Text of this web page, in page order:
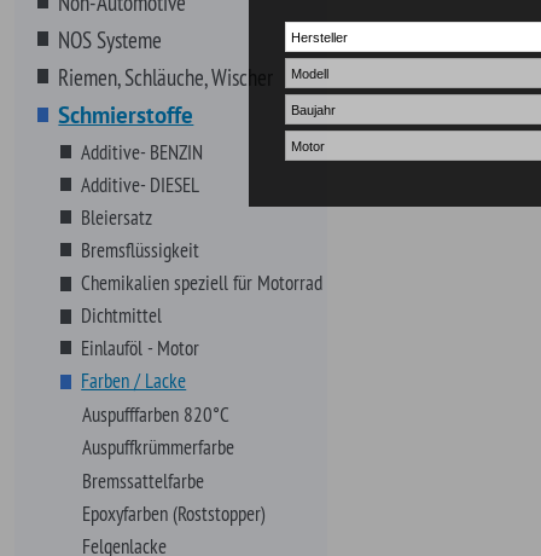
Dichtmittel
Einlauföl - Motor
Farben / Lacke
Auspuffkrümmerfarbe
Bremssattelfarbe
Epoxyfarben (Roststopper)
Felgenlacke
Kunststoff/Plastikfarben
Metal Tint
Motorfarben
Schrumpflacke Wrinkle Finish
Universallacke Quick Coat
Frostschutz, Enteiserset etc.
Kleber
Kühlerfrostschutz
Lagerfett,Schmiermittel
Lecksuchflüssigkeit- KAROSSERIE